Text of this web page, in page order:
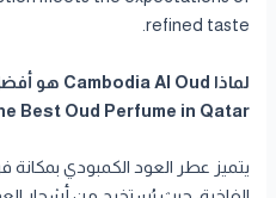
refined taste.
Best Oud Perfume in Qatar
يتميز عطر العود الكمبودي بمكانة